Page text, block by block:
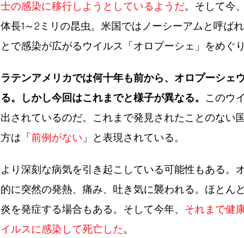
士の感染に移行しようとしているようだ。そして今
体長1～2ミリの昆虫。米国ではノーシーアムと呼ば
とで感染が広がるウイルス「オロプーシェ」をめぐ
ラテンアメリカでは何十年も前から、オロプーシェ
る。しかし今回はこれまでと様子が異なる。
このウ
出されているのだ。これまで発見されたことのない
方は「 前例がない 」と表現されている。
より深刻な病気を引き起こしている可能性もある。
的に突然の発熱、痛み、吐き気に襲われる。ほとん
炎を発症する場合もある。そして今年、 それまで健
イルスに感染して死亡した。